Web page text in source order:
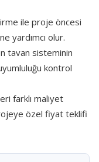
ile proje öncesi
yardımcı olur.
tavan sisteminin
kontrol
farklı maliyet
özel fiyat teklifi